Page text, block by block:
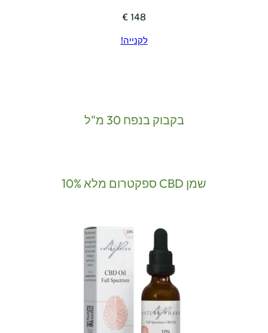
148 €
לקנייה!
בקבוק בנפח 30 מ"ל
שמן CBD ספקטרום מלא 10%